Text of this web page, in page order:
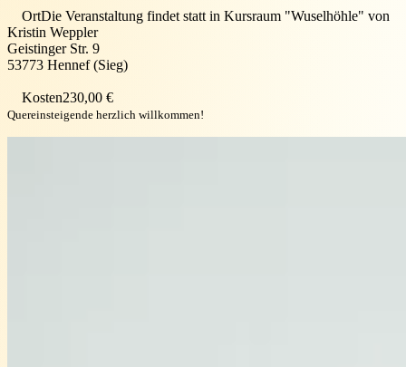
OrtDie Veranstaltung findet statt in Kursraum "Wuselhöhle" von
Kristin Weppler
Geistinger Str. 9
53773 Hennef (Sieg)
Kosten230,00 €
Quereinsteigende herzlich willkommen!